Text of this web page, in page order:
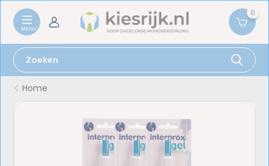
0
Home